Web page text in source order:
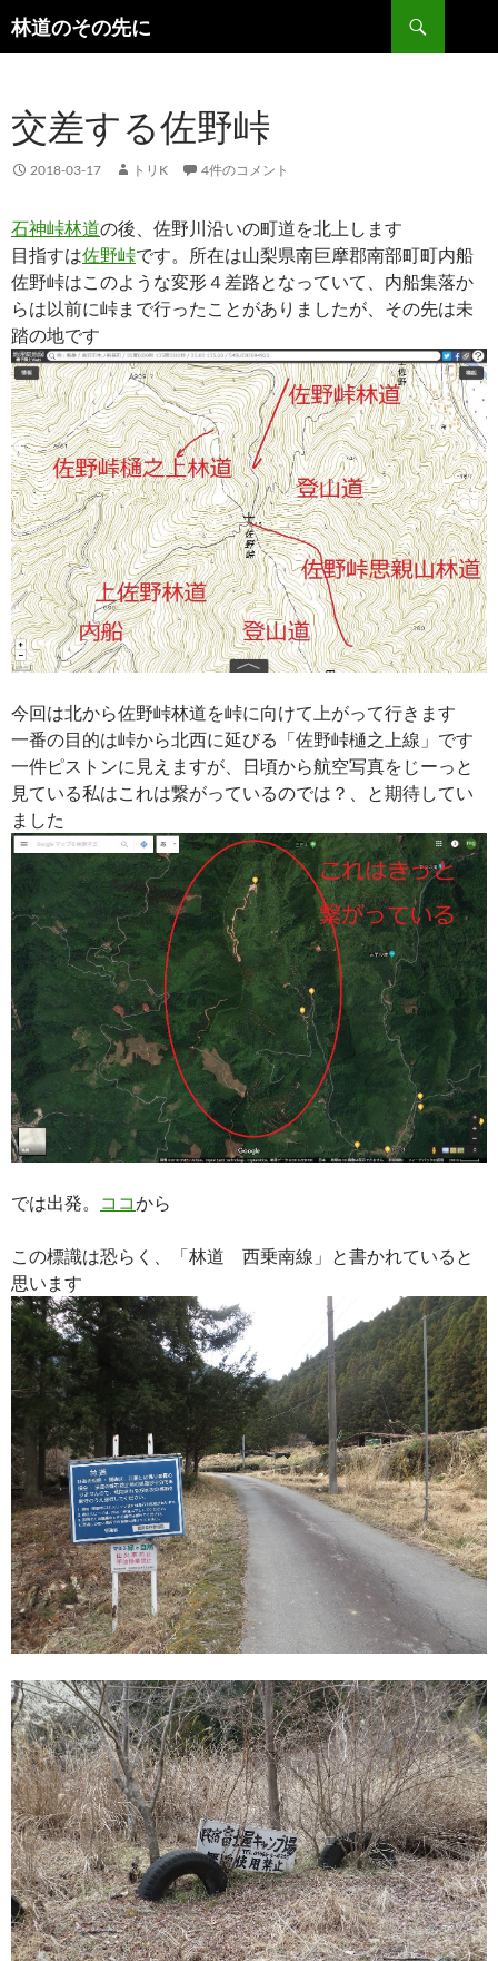
林道のその先に
検
索
ン
ツ
へ
ッ
プ
交差する佐野峠
2018-03-17 トリK 4件のコメント
石神峠林道の後、佐野川沿いの町道を北上します
目指すは佐野峠です。所在は山梨県南巨摩郡南部町町内船
佐野峠はこのような変形４差路となっていて、内船集落か
らは以前に峠まで行ったことがありましたが、その先は未
踏の地です
今回は北から佐野峠林道を峠に向けて上がって行きます
一番の目的は峠から北西に延びる「佐野峠樋之上線」です
一件ピストンに見えますが、日頃から航空写真をじーっと
見ている私はこれは繋がっているのでは？、と期待してい
ました
では出発。 ココから
この標識は恐らく、「林道 西乗南線」と書かれていると
思います